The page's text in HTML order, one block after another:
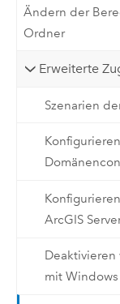
Ändern der
Ordner
Erweiterte
Szenarien
ArcGIS
mit